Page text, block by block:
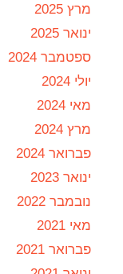
מרץ 2025
ינואר 2025
ספטמבר 2024
יולי 2024
מאי 2024
מרץ 2024
פברואר 2024
ינואר 2023
נובמבר 2022
מאי 2021
פברואר 2021